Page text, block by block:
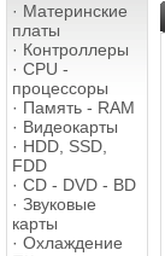
· Материнские
платы
· Контроллеры
· CPU -
процессоры
· Память - RAM
· Видеокарты
· HDD, SSD,
FDD
· CD - DVD - BD
· Звуковые
карты
· Охлаждение